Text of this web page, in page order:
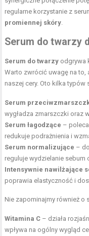
regularne korzystanie z
promiennej skóry
Serum do twarzy
Serum do twarzy odgrywa
Warto zwrócić uwagę na
naszej cery. Oto kilka
Serum
wygładza zmarszczki oraz
Serum łagodzące –
redukuje podrażnienia i
Serum normalizujące –
reguluje wydzielanie sebum
Intensywnie nawilżające
poprawia elastyczność i
Nie zapominajmy również o
Witamina C – działa
wpływa na ogólny wygląd